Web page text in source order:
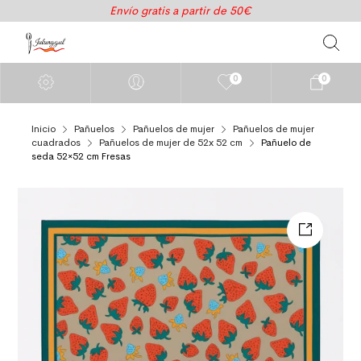
Envío gratis a partir de 50€
0 0
Inicio Pañuelos Pañuelos de mujer
Pañuelos de mujer
cuadrados
Pañuelos de mujer de 52x 52 cm
Pañuelo de
seda 52×52 cm Fresas